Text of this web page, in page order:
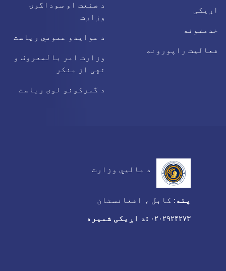
اړیکی
خدمتونه
فعالیت راپورونه
د صنعت او سوداگرۍ
وزارت
د عوایدو عمومي ریاست
وزارت امر بالمعروف و
نهی از منکر
د گمرکونو لوی ریاست
د مالیي وزارت
پته : کابل ، افغانستان
۰۲۰۲۹۲۴۲۷۳ :د اړیکی شمیره